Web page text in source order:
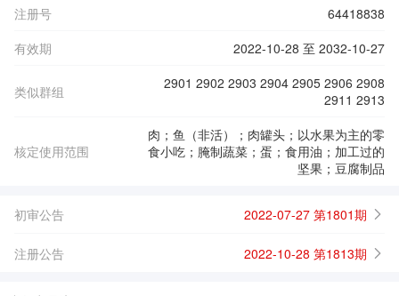
注册号
64418838
有效期
2022-10-28 至 2032-10-27
类似群组
2901 2902 2903 2904 2905 2906 2908
2911 2913
核定使用范围
肉；鱼（非活）；肉罐头；以水果为主的零
食小吃；腌制蔬菜；蛋；食用油；加工过的
坚果；豆腐制品
初审公告 2022-07-27 第1801期
注册公告 2022-10-28 第1813期